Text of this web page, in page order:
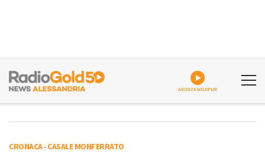
ASCOLTA GOLDPLAY
CRONACA-CASALE MONFERRATO